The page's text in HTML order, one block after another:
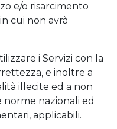
e/o risarcimento
cui non avrà
i Servizi con la
e inoltre a
illecite ed a non
nazionali ed
applicabili.